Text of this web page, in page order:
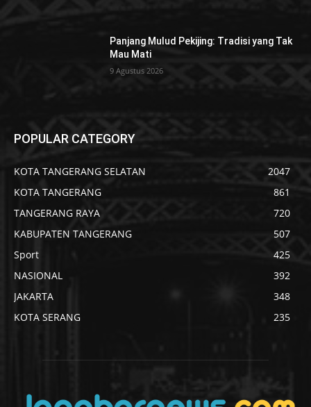
Panjang Mulud Pekijing: Tradisi yang Tak
Mau Mati
9 Agustus 2026
POPULAR CATEGORY
KOTA TANGERANG SELATAN
2047
KOTA TANGERANG
861
TANGERANG RAYA
720
KABUPATEN TANGERANG
507
Sport
425
NASIONAL
392
JAKARTA
348
KOTA SERANG
235